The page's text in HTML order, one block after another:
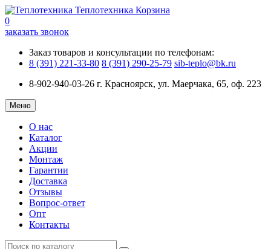
Теплотехника Корзина
0
заказать звонок
Заказ товаров и консультации по телефонам:
8 (391) 221-33-80 8 (391) 290-25-79 sib-teplo@bk.ru
8-902-940-03-26 г. Красноярск, ул. Маерчака, 65, оф. 223
Меню
О нас
Каталог
Акции
Монтаж
Гарантии
Доставка
Отзывы
Вопрос-ответ
Опт
Контакты